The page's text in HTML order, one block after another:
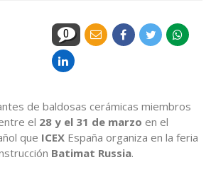
0
de baldosas cerámicas miembros
el 28 y el 31 de marzo en el
que ICEX España organiza en la feria
Batimat Russia.